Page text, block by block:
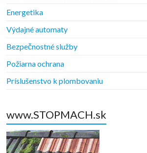
Energetika
Výdajné automaty
Bezpečnostné služby
Požiarna ochrana
Príslušenstvo k plombovaniu
www.STOPMACH.sk